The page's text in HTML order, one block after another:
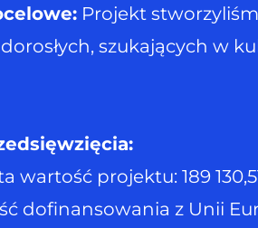
Projekt
szukających w
wartość projektu: 189
dofinansowania z Unii